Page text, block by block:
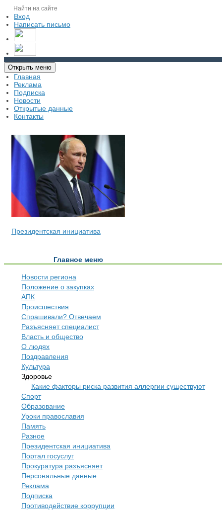
Вход
Написать письмо
Открыть меню
Главная
Реклама
Подписка
Новости
Открытые данные
Контакты
Президентская инициатива
Главное меню
Новости региона
Положение о закупках
АПК
Происшествия
Спрашивали? Отвечаем
Разъясняет специалист
Власть и общество
О людях
Поздравления
Культура
Здоровье
Какие факторы риска развития аллергии существуют
Спорт
Образование
Уроки православия
Память
Разное
Президентская инициатива
Портал госуслуг
Прокуратура разъясняет
Персональные данные
Реклама
Подписка
Противодействие коррупции